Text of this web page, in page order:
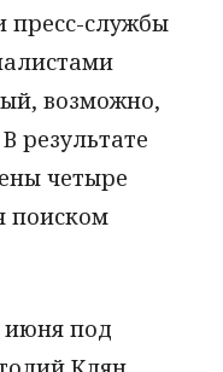
пресс-службы
возможно,
результате
четыре
поиском
июня под